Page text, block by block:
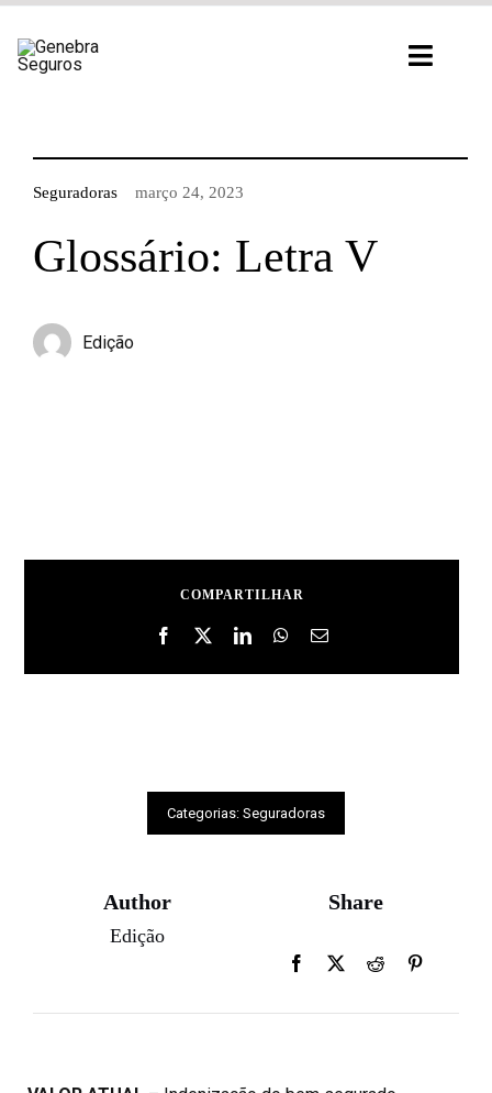
para
Seguradoras março 24, 2023
Glossário: Letra V
Edição
COMPARTILHAR
Categorias: Seguradoras
Author
Edição
Share